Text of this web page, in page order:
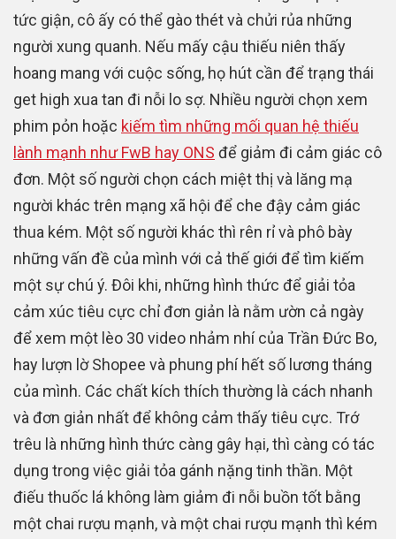
tức giận, cô ấy có thể gào thét và chửi rủa những
người xung quanh. Nếu mấy cậu thiếu niên thấy
hoang mang với cuộc sống, họ hút cần để trạng thái
get high xua tan đi nỗi lo sợ. Nhiều người chọn xem
phim pỏn hoặc kiếm tìm những mối quan hệ thiếu
lành mạnh như FwB hay ONS để giảm đi cảm giác cô
đơn. Một số người chọn cách miệt thị và lăng mạ
người khác trên mạng xã hội để che đậy cảm giác
thua kém. Một số người khác thì rên rỉ và phô bày
những vấn đề của mình với cả thế giới để tìm kiếm
một sự chú ý. Đôi khi, những hình thức để giải tỏa
cảm xúc tiêu cực chỉ đơn giản là nằm ườn cả ngày
để xem một lèo 30 video nhảm nhí của Trần Đức Bo,
hay lượn lờ Shopee và phung phí hết số lương tháng
của mình. Các chất kích thích thường là cách nhanh
và đơn giản nhất để không cảm thấy tiêu cực. Trớ
trêu là những hình thức càng gây hại, thì càng có tác
dụng trong việc giải tỏa gánh nặng tinh thần. Một
điếu thuốc lá không làm giảm đi nỗi buồn tốt bằng
một chai rượu mạnh, và một chai rượu mạnh thì kém